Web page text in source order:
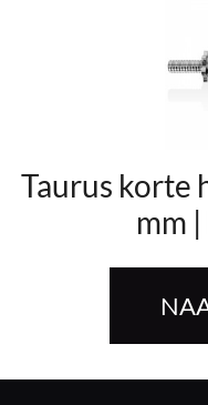
Taurus korte
mm